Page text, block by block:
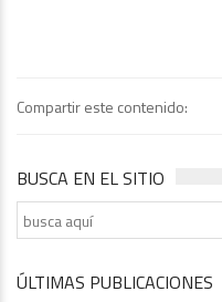
Compartir este contenido:
BUSCA EN EL SITIO
ÚLTIMAS PUBLICACIONES